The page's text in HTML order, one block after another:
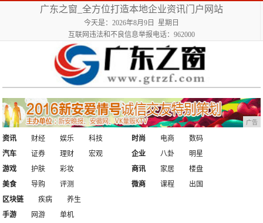
广东之窗_全方位打造本地企业资讯门户网站
今天是：2026年8月9日 星期日
互联网违法和不良信息举报电话：962000
广告
资讯 财经 娱乐
科技
汽车
证券 理财 宏观
时尚 电商
数码
企业
八卦
明星
游戏
护肤
彩妆
美食
导购 评测
商讯 家居
楼盘
微商
课程
出国
区块链
疾病
养生
手游
网游 单机